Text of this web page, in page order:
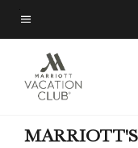
Skip
to
main
content
Menütext